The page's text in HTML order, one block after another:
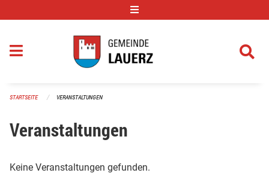
STARTSEITE VERANSTALTUNGEN
Veranstaltungen
Keine Veranstaltungen gefunden.